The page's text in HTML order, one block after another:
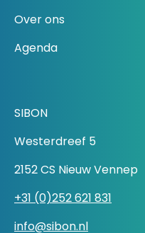
Over ons
Agenda
SIBON
Westerdreef 5
2152 CS Nieuw Vennep
+31 (0)252 621 831
info@sibon.nl